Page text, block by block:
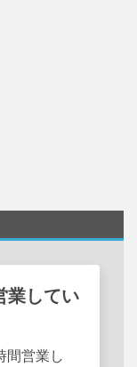
業してい
間営業し